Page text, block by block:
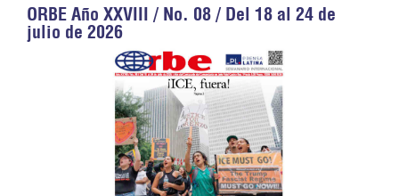
ORBE Año XXVIII / No. 08 / Del 18 al 24 de
julio de 2026